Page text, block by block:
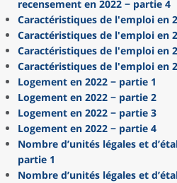
recensement en 2022 − partie 4
Caractéristiques de l'emploi en
Caractéristiques de l'emploi en
Caractéristiques de l'emploi en
Caractéristiques de l'emploi en
Logement en 2022 − partie 1
Logement en 2022 − partie 2
Logement en 2022 − partie 3
Logement en 2022 − partie 4
Nombre d’unités légales et
partie 1
Nombre d’unités légales et